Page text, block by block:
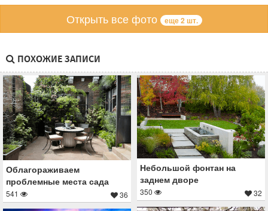
Открыть все фото еще 2 шт.
ПОХОЖИЕ ЗАПИСИ
Облагораживаем
проблемные места сада
541 36
Небольшой фонтан на
заднем дворе
350 32